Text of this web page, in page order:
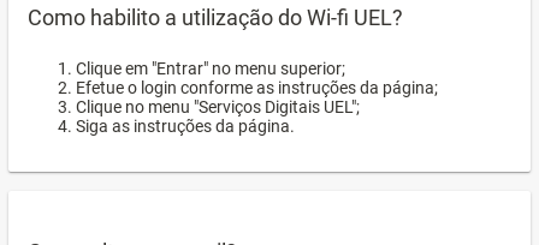
Como habilito a utilização do Wi-fi UEL?
Clique em "Entrar" no menu superior;
Efetue o login conforme as instruções da página;
Clique no menu "Serviços Digitais UEL";
Siga as instruções da página.